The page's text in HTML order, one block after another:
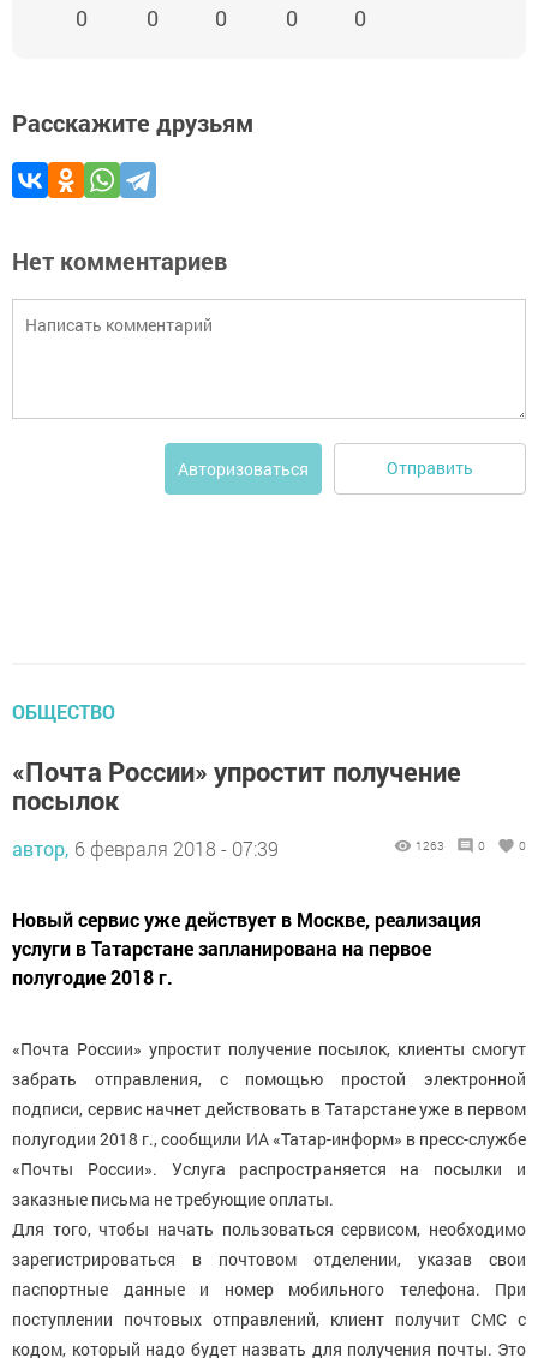
0 0 0 0 0
Расскажите друзьям
Нет комментариев
Авторизоваться Отправить
ОБЩЕСТВО
«Почта России» упростит получение
посылок
автор, 6 февраля 2018 - 07:39 1263 0 0
Новый сервис уже действует в Москве, реализация
услуги в Татарстане запланирована на первое
полугодие 2018 г.
«Почта России» упростит получение посылок, клиенты смогут
забрать отправления, с помощью простой электронной
подписи, сервис начнет действовать в Татарстане уже в первом
полугодии 2018 г., сообщили ИА «Татар-информ» в пресс-службе
«Почты России». Услуга распространяется на посылки и
заказные письма не требующие оплаты.
Для того, чтобы начать пользоваться сервисом, необходимо
зарегистрироваться в почтовом отделении, указав свои
паспортные данные и номер мобильного телефона. При
поступлении почтовых отправлений, клиент получит СМС с
кодом, который надо будет назвать для получения почты. Это